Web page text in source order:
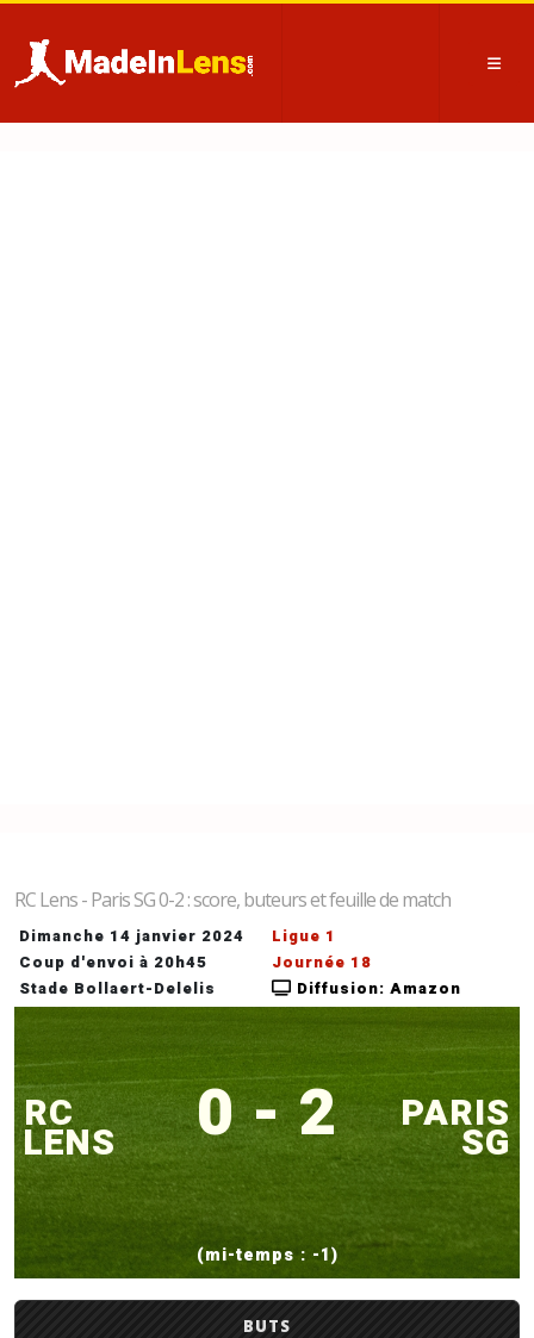
RC Lens - Paris SG 0-2 : score, buteurs et feuille de match
Dimanche 14 janvier 2024
Coup d'envoi à 20h45
Stade Bollaert-Delelis
Ligue 1
Journée 18
Diffusion: Amazon
RC
LENS 0 - 2 PARIS
SG
(mi-temps : -1)
BUTS